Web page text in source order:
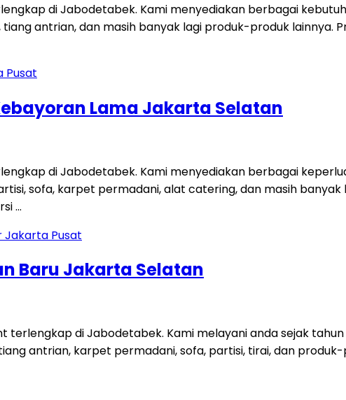
di Jabodetabek. Kami menyediakan berbagai
antrian, dan masih banyak lagi produk-produk lainnya.
Lama Jakarta Selatan
di Jabodetabek. Kami menyediakan berbagai
sofa, karpet permadani, alat catering, dan masih
…
Baru Jakarta Selatan
di Jabodetabek. Kami melayani anda sejak
antrian, karpet permadani, sofa, partisi, tirai, dan